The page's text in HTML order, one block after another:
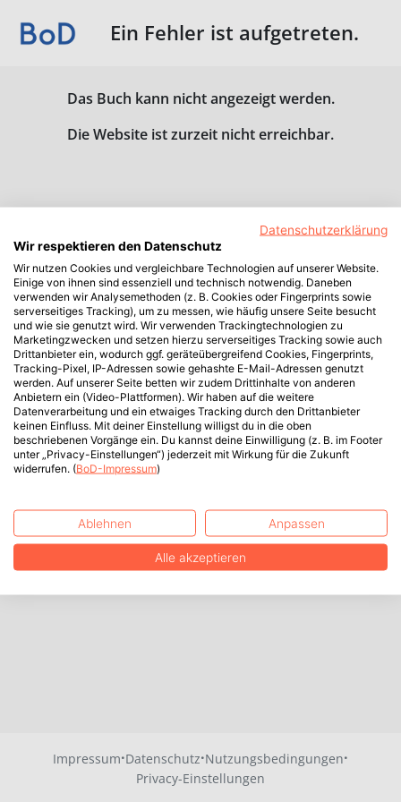
Ein Fehler ist aufgetreten.
Das Buch kann nicht angezeigt werden.
Die Website ist zurzeit nicht erreichbar.
Impressum·Datenschutz·Nutzungsbedingungen·
Privacy-Einstellungen
Datenschutzerklärung
Wir respektieren den Datenschutz
Wir nutzen Cookies und vergleichbare Technologien auf unserer Website.
Einige von ihnen sind essenziell und technisch notwendig. Daneben
verwenden wir Analysemethoden (z. B. Cookies oder Fingerprints sowie
serverseitiges Tracking), um zu messen, wie häufig unsere Seite besucht
und wie sie genutzt wird. Wir verwenden Trackingtechnologien zu
Marketingzwecken und setzen hierzu serverseitiges Tracking sowie auch
Drittanbieter ein, wodurch ggf. geräteübergreifend Cookies, Fingerprints,
Tracking-Pixel, IP-Adressen sowie gehashte E-Mail-Adressen genutzt
werden. Auf unserer Seite betten wir zudem Drittinhalte von anderen
Anbietern ein (Video-Plattformen). Wir haben auf die weitere
Datenverarbeitung und ein etwaiges Tracking durch den Drittanbieter
keinen Einfluss. Mit deiner Einstellung willigst du in die oben
beschriebenen Vorgänge ein. Du kannst deine Einwilligung (z. B. im Footer
unter „Privacy-Einstellungen“) jederzeit mit Wirkung für die Zukunft
widerrufen. (BoD-Impressum)
Ablehnen Anpassen
Alle akzeptieren